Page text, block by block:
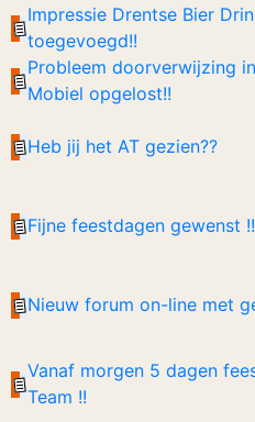
Impressie Drentse Bier
toegevoegd!!
Probleem doorverwijzing
Mobiel opgelost!!
Heb jij het AT gezien??
Fijne feestdagen gewenst !!
Nieuw forum on-line met
Vanaf morgen 5 dagen
Team !!